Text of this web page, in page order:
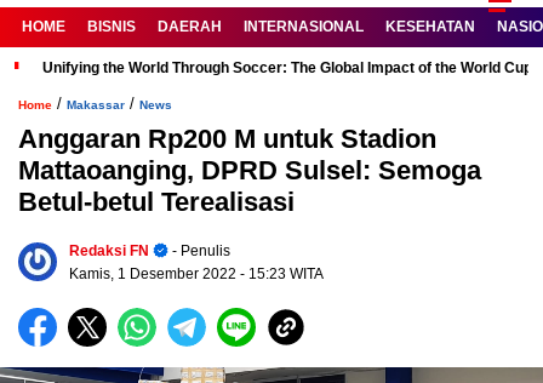
HOME BISNIS DAERAH INTERNASIONAL KESEHATAN
Unifying the World Through Soccer: The Global Impact of the World Cup
Home / Makassar / News
Anggaran Rp200 M untuk Stadion
Mattaoanging, DPRD Sulsel: Semoga
Betul-betul Terealisasi
Redaksi FN
- Penulis
Kamis, 1 Desember 2022 - 15:23 WITA